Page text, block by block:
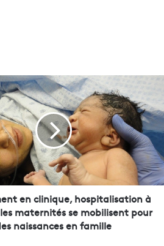
en clinique, hospitalisation à
maternités se mobilisent pour
naissances en famille